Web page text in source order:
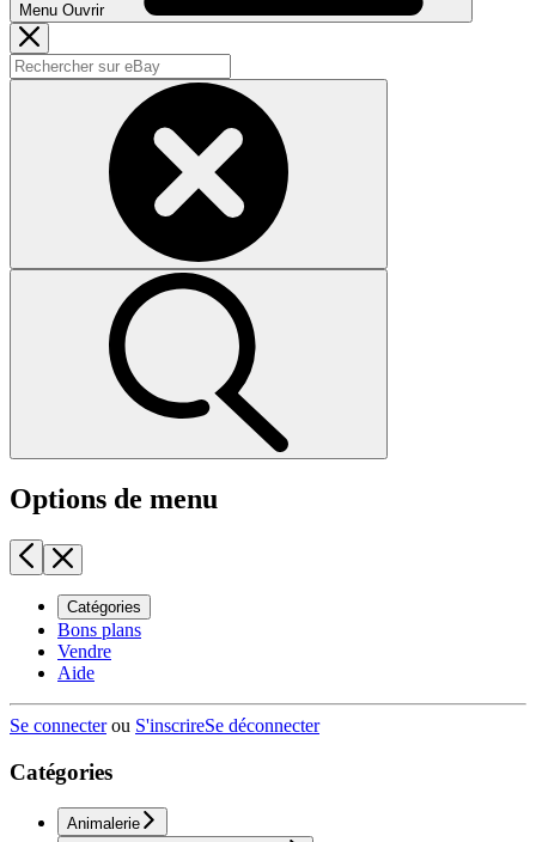
Menu Ouvrir
Options de menu
Catégories
Bons plans
Vendre
Aide
Se connecterou S'inscrireSe déconnecter
Catégories
Animalerie